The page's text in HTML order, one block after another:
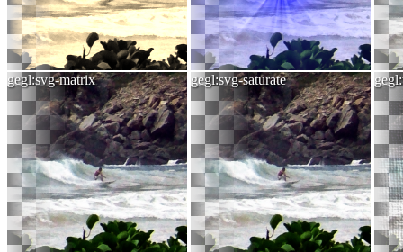
gegl:svg-matrix gegl:svg-saturate